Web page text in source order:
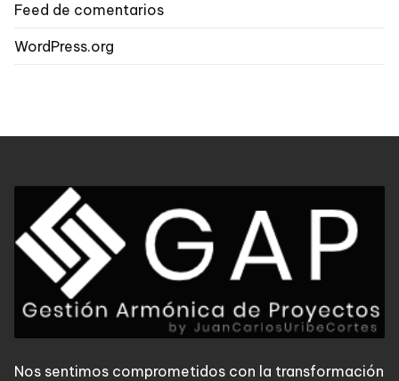
Feed de comentarios
WordPress.org
Nos sentimos comprometidos con la transformación